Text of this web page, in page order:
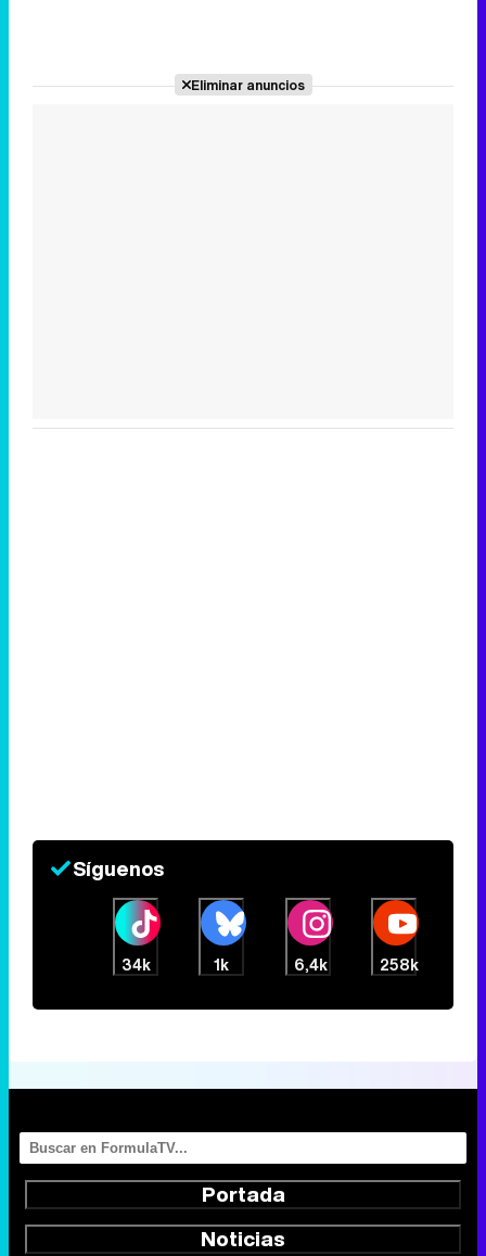
Eliminar anuncios
Síguenos
34k 1k 6,4k 258k
Portada
Noticias